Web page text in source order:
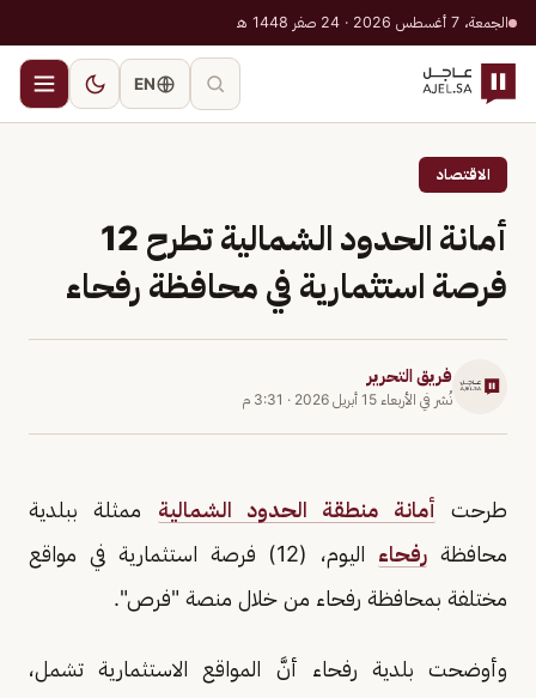
الجمعة، 7 أغسطس 2026 · 24 صفر 1448 هـ
EN
الاقتصاد
أمانة الحدود الشمالية تطرح 12
فرصة استثمارية في محافظة رفحاء
فريق التحرير
نُشر في الأربعاء 15 أبريل 2026 · 3:31 م
طرحت أمانة منطقة الحدود الشمالية ممثلة ببلدية
محافظة رفحاء
اليوم، (12) فرصة استثمارية في مواقع
مختلفة بمحافظة رفحاء من خلال منصة "فرص".
وأوضحت بلدية رفحاء أنَّ المواقع الاستثمارية تشمل،